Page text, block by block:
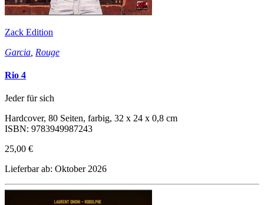
Zack Edition
Garcia Rouge
Rio 4
Jeder für sich
Hardcover, 80 Seiten, farbig, 32 x 24 x 0,8 cm
ISBN: 9783949987243
25,00 €
Lieferbar ab: Oktober 2026